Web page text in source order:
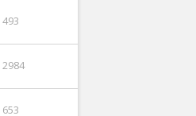
493
2984
653